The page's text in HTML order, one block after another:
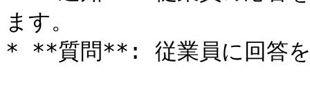
ます。
* **質問**: 従業員に回答を